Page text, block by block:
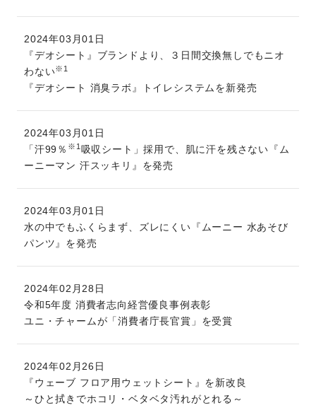
2024年03月01日
『デオシート』ブランドより、３日間交換無しでもニオ
わない※1
『デオシート 消臭ラボ』トイレシステムを新発売
2024年03月01日
「汗99％ ※1 吸収シート」採用で、肌に汗を残さない『ム
ーニーマン 汗スッキリ』を発売
2024年03月01日
水の中でもふくらまず、ズレにくい『ムーニー 水あそび
パンツ』を発売
2024年02月28日
令和5年度 消費者志向経営優良事例表彰
ユニ・チャームが「消費者庁長官賞」を受賞
2024年02月26日
『ウェーブ フロア用ウェットシート』を新改良
～ひと拭きでホコリ・ベタベタ汚れがとれる～